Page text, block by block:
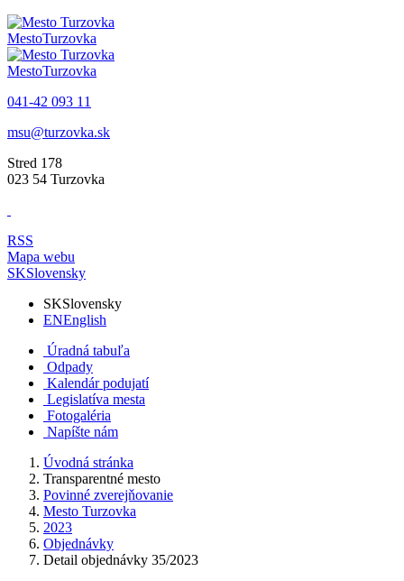
MestoTurzovka
MestoTurzovka
041-42 093 11
msu@turzovka.sk
Stred 178
023 54 Turzovka
RSS
Mapa webu
SKSlovensky
SKSlovensky
ENEnglish
Úradná tabuľa
Odpady
Kalendár podujatí
Legislatíva mesta
Fotogaléria
Napíšte nám
Úvodná stránka
Transparentné mesto
Povinné zverejňovanie
Mesto Turzovka
2023
Objednávky
Detail objednávky 35/2023